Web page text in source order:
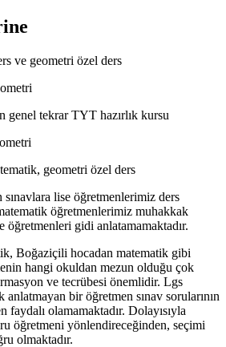
ve geometri özel ders
genel tekrar TYT hazırlık kursu
geometri özel ders
lise öğretmenlerimiz ders
öğretmenlerimiz muhakkak
öğretmenleri gidi anlatamamaktadır.
Boğaziçili hocadan matematik gibi
hangi okuldan mezun olduğu çok
ve tecrübesi önemlidir. Lgs
bir öğretmen sınav sorularının
faydalı olamamaktadır. Dolayısıyla
öğretmeni yönlendireceğinden, seçimi
olmaktadır.